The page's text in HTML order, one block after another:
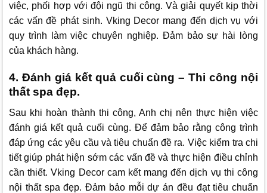
việc, phối hợp với đội ngũ thi công. Và giải quyết kịp thời
các vấn đề phát sinh. Vking Decor mang đến dịch vụ với
quy trình làm việc chuyên nghiệp. Đảm bảo sự hài lòng
của khách hàng.
4. Đánh giá kết quả cuối cùng – Thi công nội
thất spa đẹp.
Sau khi hoàn thành thi công, Anh chị nên thực hiện việc
đánh giá kết quả cuối cùng. Để đảm bảo rằng công trình
đáp ứng các yêu cầu và tiêu chuẩn đề ra. Việc kiểm tra chi
tiết giúp phát hiện sớm các vấn đề và thực hiện điều chỉnh
cần thiết.Vking Decorcam kết mang đến dịch vụ thi công
nội thất spa đẹp. Đảm bảo mỗi dự án đều đạt tiêu chuẩn